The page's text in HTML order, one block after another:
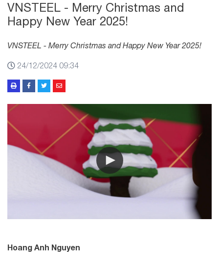
VNSTEEL - Merry Christmas and
Happy New Year 2025!
VNSTEEL - Merry Christmas and Happy New Year 2025!
24/12/2024 09:34
Hoang Anh Nguyen